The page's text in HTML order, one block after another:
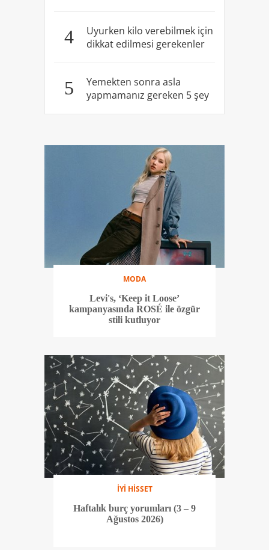
4
Uyurken kilo verebilmek için
dikkat edilmesi gerekenler
5
Yemekten sonra asla
yapmamanız gereken 5 şey
MODA
Levi's, ‘Keep it Loose’
kampanyasında ROSÉ ile özgür
stili kutluyor
İYİ HİSSET
Haftalık burç yorumları (3 – 9
Ağustos 2026)